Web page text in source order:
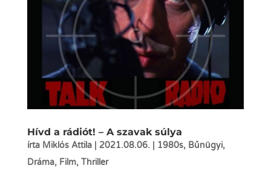
Hívd a rádiót! – A szavak súlya
írta Miklós Attila| 2021.08.06. 1980s, Bűnügyi,
Dráma, Film, Thriller